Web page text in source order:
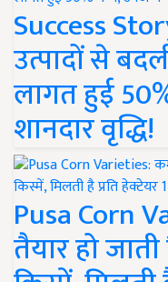
Success
उत्पादों से
लागत हुई
शानदार वृद्धि!
Pusa Corn
तैयार हो